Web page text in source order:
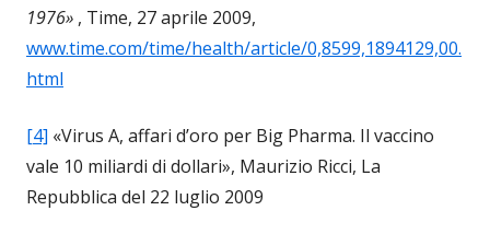
1976» , Time, 27 aprile 2009,
www.time.com/time/health/article/0,8599,1894129,00.
html
[4] «Virus A, affari d’oro per Big Pharma. Il vaccino
vale 10 miliardi di dollari», Maurizio Ricci, La
Repubblica del 22 luglio 2009